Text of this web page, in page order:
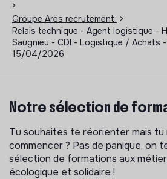
>
Groupe Ares recrutement
>
Relais technique - Agent logistique -
Saugnieu - CDI - Logistique / Achats
15/04/2026
Notre sélection de
Tu souhaites te réorienter mais tu
commencer ? Pas de panique, on
sélection de formations aux
écologique et solidaire !